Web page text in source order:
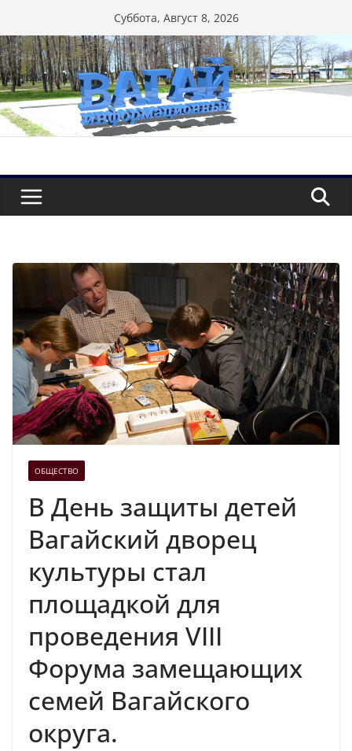
к
содержимому
Суббота, Август 8, 2026
ОБЩЕСТВО
В День защиты детей
Вагайский дворец
культуры стал
площадкой для
проведения VIII
Форума замещающих
семей Вагайского
округа.